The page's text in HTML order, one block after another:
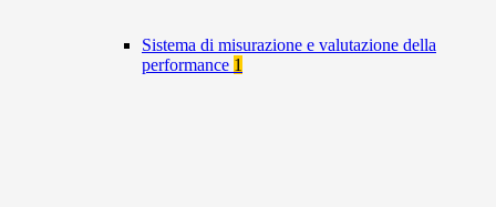
Sistema di misurazione e valutazione della
performance 1